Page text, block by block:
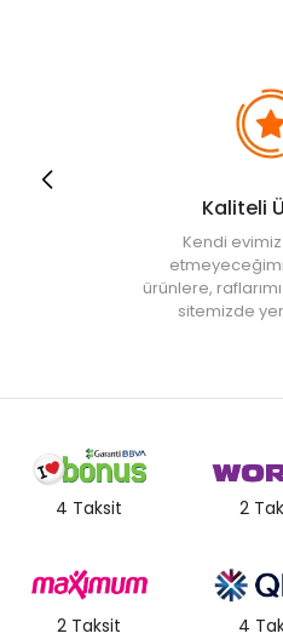
Kaliteli
Kendi
ürünlere,
sitemizde
4 Taksit 2
2 Taksit 4